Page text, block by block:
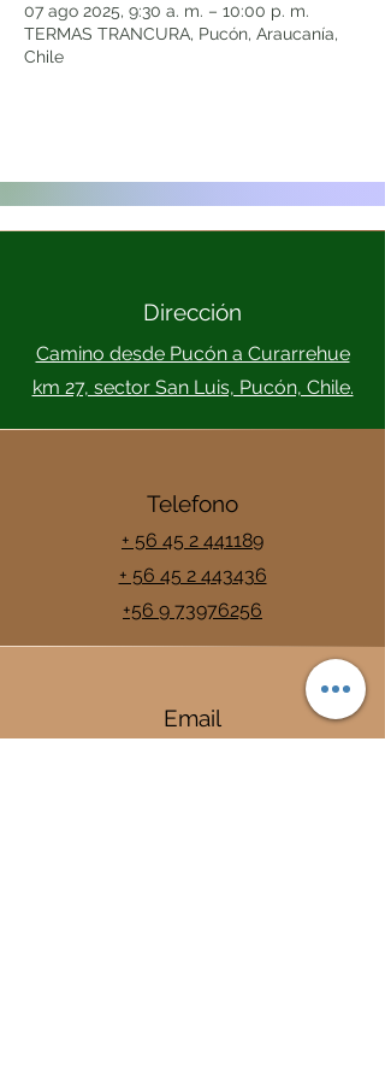
07 ago 2025, 9:30 a. m. – 10:00 p. m.
TERMAS TRANCURA, Pucón, Araucanía,
Chile
Dirección
Camino desde Pucón a Curarrehue
km 27, sector San Luis, Pucón, Chile.
Telefono
+ 56 45 2 441189
+ 56 45 2 443436
+56 9 73976256
Email